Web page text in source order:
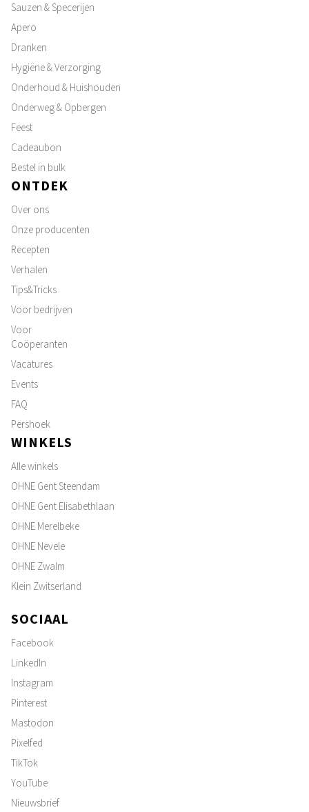
Sauzen & Specerijen
Apero
Dranken
Hygiëne & Verzorging
Onderhoud & Huishouden
Onderweg & Opbergen
Feest
Cadeaubon
Bestel in bulk
ONTDEK
Over ons
Onze producenten
Recepten
Verhalen
Tips&Tricks
Voor bedrijven
Voor
Coöperanten
Vacatures
Events
FAQ
Pershoek
WINKELS
Alle winkels
OHNE Gent Steendam
OHNE Gent Elisabethlaan
OHNE Merelbeke
OHNE Nevele
OHNE Zwalm
Klein Zwitserland
SOCIAAL
Facebook
LinkedIn
Instagram
Pinterest
Mastodon
Pixelfed
TikTok
YouTube
Nieuwsbrief